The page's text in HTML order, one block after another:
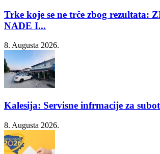
Trke koje se ne trče zbog rezultata:
NADE I...
8. Augusta 2026.
Kalesija: Servisne infrmacije za
8. Augusta 2026.